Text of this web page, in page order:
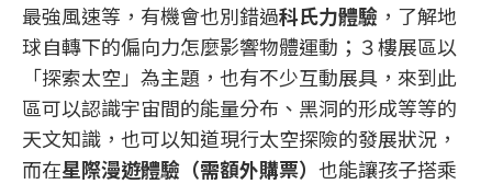
最強風速等，有機會也別錯過科氏力體驗 ，了解地
球自轉下的偏向力怎麼影響物體運動；３樓展區以
「探索太空」為主題，也有不少互動展具，來到此
區可以認識宇宙間的能量分布、黑洞的形成等等的
天文知識，也可以知道現行太空探險的發展狀況，
而在星際漫遊體驗（需額外購票） 也能讓孩子搭乘